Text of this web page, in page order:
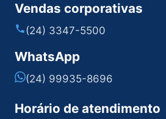
Vendas corporativas
(24) 3347-5500
WhatsApp
(24) 99935-8696
Horário de atendimento